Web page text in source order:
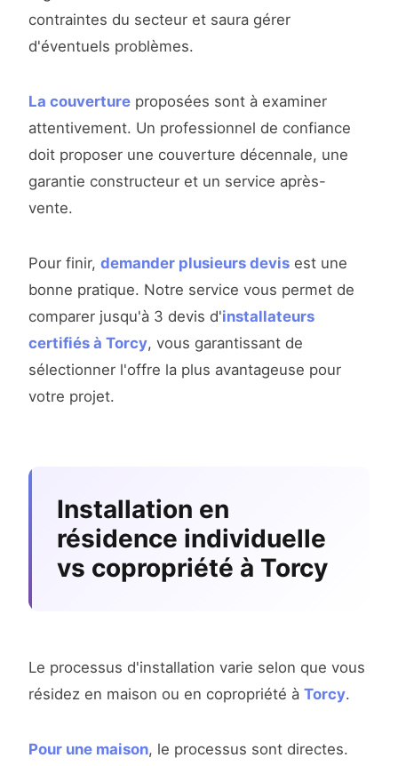
contraintes du secteur et saura gérer
d'éventuels problèmes.
La couverture proposées sont à examiner
attentivement. Un professionnel de confiance
doit proposer une couverture décennale, une
garantie constructeur et un service après-
vente.
Pour finir, demander plusieurs devis est une
bonne pratique. Notre service vous permet de
comparer jusqu'à 3 devis d'installateurs
certifiés à Torcy, vous garantissant de
sélectionner l'offre la plus avantageuse pour
votre projet.
Installation en
résidence individuelle
vs copropriété à Torcy
Le processus d'installation varie selon que vous
résidez en maison ou en copropriété à Torcy.
Pour une maison, le processus sont directes.